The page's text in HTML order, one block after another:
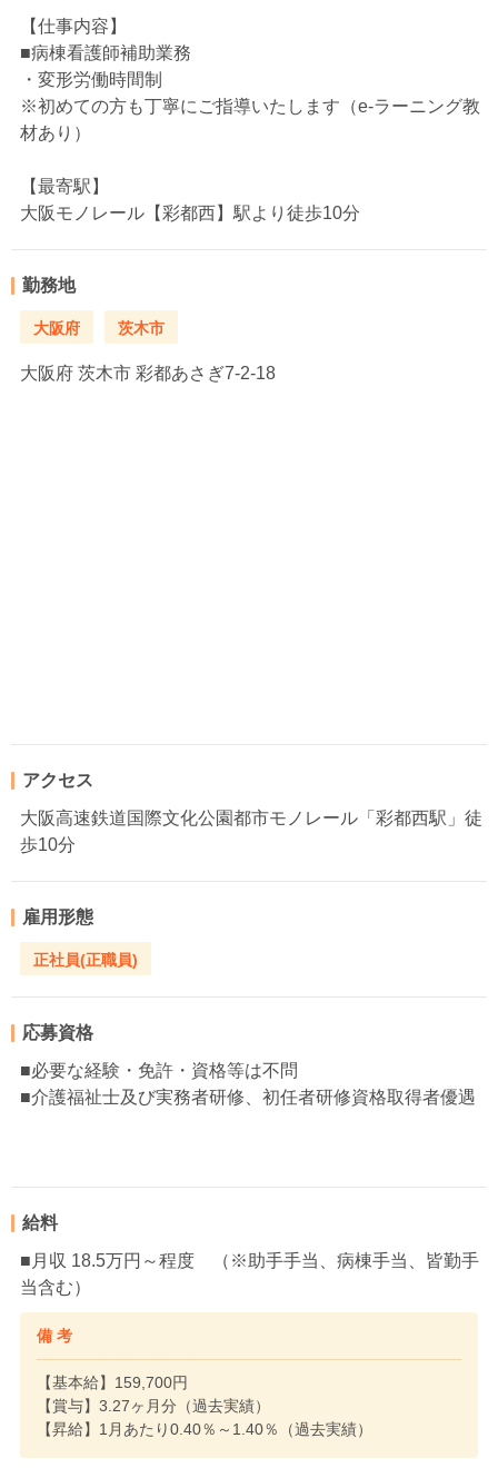
【仕事内容】
■病棟看護師補助業務
・変形労働時間制
※初めての方も丁寧にご指導いたします（e-ラーニング教
材あり）
【最寄駅】
大阪モノレール【彩都西】駅より徒歩10分
勤務地
大阪府 茨木市
大阪府 茨木市 彩都あさぎ7-2-18
アクセス
大阪高速鉄道国際文化公園都市モノレール「彩都西駅」徒
歩10分
雇用形態
正社員(正職員)
応募資格
■必要な経験・免許・資格等は不問
■介護福祉士及び実務者研修、初任者研修資格取得者優遇
給料
■月収 18.5万円～程度 （※助手手当、病棟手当、皆勤手
当含む）
備 考
【基本給】159,700円
【賞与】3.27ヶ月分（過去実績）
【昇給】1月あたり0.40％～1.40％（過去実績）